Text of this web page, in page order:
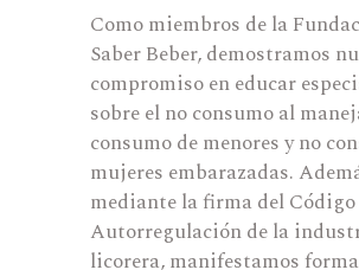
Como miembros de la
Saber Beber, demostramos
compromiso en educar
sobre el no consumo al
consumo de menores y no
mujeres embarazadas.
mediante la firma del Código
Autorregulación de la
licorera, manifestamos